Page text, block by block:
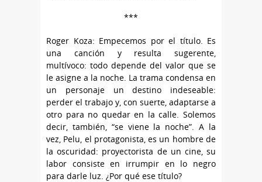
***
Roger Koza: Empecemos por el título. Es
una canción y resulta sugerente,
multívoco: todo depende del valor que se
le asigne a la noche. La trama condensa en
un personaje un destino indeseable:
perder el trabajo y, con suerte, adaptarse a
otro para no quedar en la calle. Solemos
decir, también, “se viene la noche”. A la
vez, Pelu, el protagonista, es un hombre de
la oscuridad: proyectorista de un cine, su
labor consiste en irrumpir en lo negro
para darle luz. ¿Por qué ese título?